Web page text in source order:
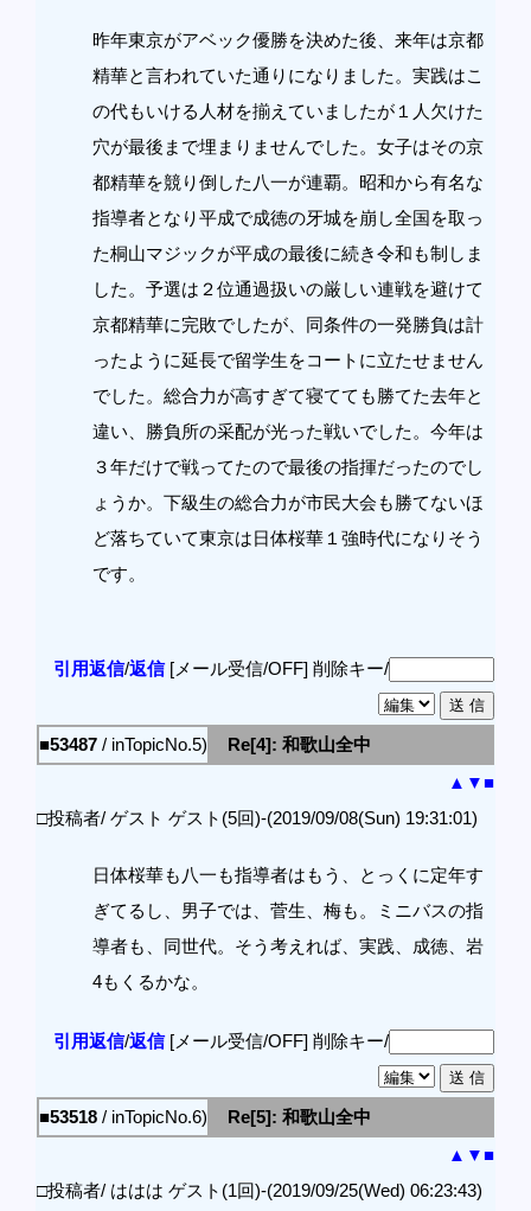
昨年東京がアベック優勝を決めた後、来年は京都
精華と言われていた通りになりました。実践はこ
の代もいける人材を揃えていましたが１人欠けた
穴が最後まで埋まりませんでした。女子はその京
都精華を競り倒した八一が連覇。昭和から有名な
指導者となり平成で成徳の牙城を崩し全国を取っ
た桐山マジックが平成の最後に続き令和も制しま
した。予選は２位通過扱いの厳しい連戦を避けて
京都精華に完敗でしたが、同条件の一発勝負は計
ったように延長で留学生をコートに立たせません
でした。総合力が高すぎて寝てても勝てた去年と
違い、勝負所の采配が光った戦いでした。今年は
３年だけで戦ってたので最後の指揮だったのでし
ょうか。下級生の総合力が市民大会も勝てないほ
ど落ちていて東京は日体桜華１強時代になりそう
です。
引用返信/返信[メール受信/OFF] 削除キー/
■53487 / inTopicNo.5)
Re[4]: 和歌山全中
▲ ▼■
□投稿者/ ゲスト ゲスト(5回)-(2019/09/08(Sun) 19:31:01)
日体桜華も八一も指導者はもう、とっくに定年す
ぎてるし、男子では、菅生、梅も。ミニバスの指
導者も、同世代。そう考えれば、実践、成徳、岩
4もくるかな。
引用返信/返信[メール受信/OFF] 削除キー/
■53518 / inTopicNo.6)
Re[5]: 和歌山全中
▲ ▼■
□投稿者/ ははは ゲスト(1回)-(2019/09/25(Wed) 06:23:43)